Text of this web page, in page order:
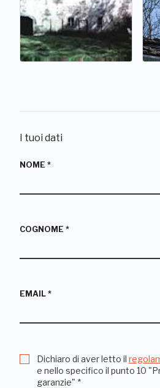
I tuoi dati
NOME *
COGNOME *
EMAIL *
Dichiaro di aver letto il
e nello specifico il punto 10
garanzie" *